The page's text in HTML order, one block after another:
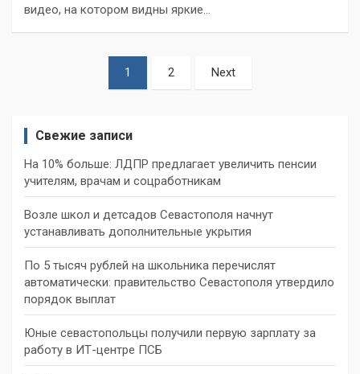
видео, на котором видны яркие…
1 2 Next
Свежие записи
На 10% больше: ЛДПР предлагает увеличить пенсии
учителям, врачам и соцработникам
Возле школ и детсадов Севастополя начнут
устанавливать дополнительные укрытия
По 5 тысяч рублей на школьника перечислят
автоматически: правительство Севастополя утвердило
порядок выплат
Юные севастопольцы получили первую зарплату за
работу в ИТ-центре ПСБ